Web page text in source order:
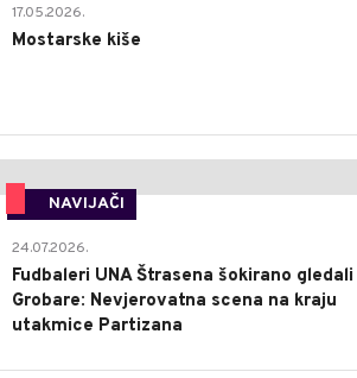
17.05.2026.
Mostarske kiše
NAVIJAČI
24.07.2026.
Fudbaleri UNA Štrasena šokirano gledali
Grobare: Nevjerovatna scena na kraju
utakmice Partizana